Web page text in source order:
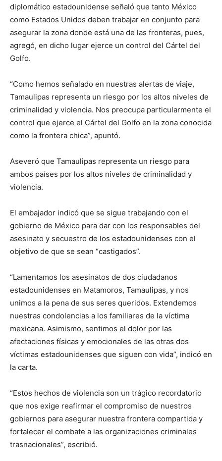
diplomático estadounidense señaló que tanto México
como Estados Unidos deben trabajar en conjunto para
asegurar la zona donde está una de las fronteras, pues,
agregó, en dicho lugar ejerce un control del Cártel del
Golfo.
“Como hemos señalado en nuestras alertas de viaje,
Tamaulipas representa un riesgo por los altos niveles de
criminalidad y violencia. Nos preocupa particularmente el
control que ejerce el Cártel del Golfo en la zona conocida
como la frontera chica”, apuntó.
Aseveró que Tamaulipas representa un riesgo para
ambos países por los altos niveles de criminalidad y
violencia.
El embajador indicó que se sigue trabajando con el
gobierno de México para dar con los responsables del
asesinato y secuestro de los estadounidenses con el
objetivo de que se sean “castigados”.
“Lamentamos los asesinatos de dos ciudadanos
estadounidenses en Matamoros, Tamaulipas, y nos
unimos a la pena de sus seres queridos. Extendemos
nuestras condolencias a los familiares de la víctima
mexicana. Asimismo, sentimos el dolor por las
afectaciones físicas y emocionales de las otras dos
víctimas estadounidenses que siguen con vida”, indicó en
la carta.
“Estos hechos de violencia son un trágico recordatorio
que nos exige reafirmar el compromiso de nuestros
gobiernos para asegurar nuestra frontera compartida y
fortalecer el combate a las organizaciones criminales
trasnacionales”, escribió.